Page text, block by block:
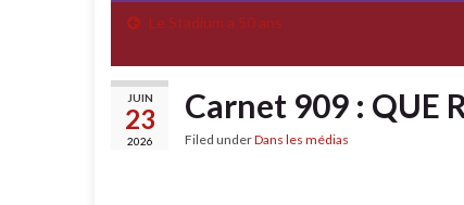
Le Stadium a 50 ans
JUIN
23
2026
Carnet 909 : QUE
Filed underDans les médias